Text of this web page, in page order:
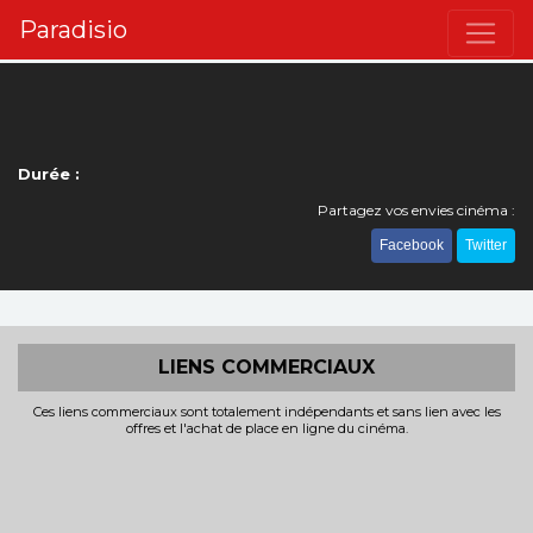
Paradisio
Durée :
Partagez vos envies cinéma :
Facebook Twitter
LIENS COMMERCIAUX
Ces liens commerciaux sont totalement indépendants et sans lien avec les
offres et l'achat de place en ligne du cinéma.